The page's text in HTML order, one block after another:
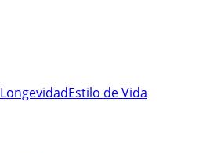
LongevidadEstilo de Vida